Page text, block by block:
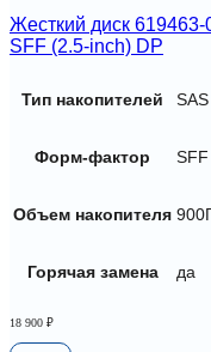
Жесткий диск
SFF (2.5-inch) DP
Тип накопителей
Форм-фактор
Объем накопителя
Горячая замена да
18 900 ₽